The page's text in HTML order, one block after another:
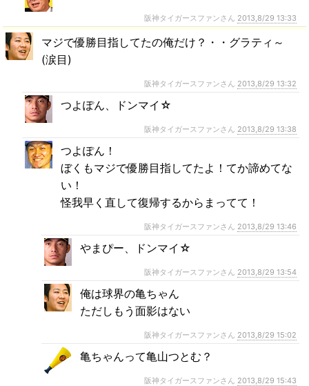
阪神タイガースファンさん 2013,8/29 13:33
マジで優勝目指してたの俺だけ？・・グラティ～
(涙目)
阪神タイガースファンさん 2013,8/29 13:32
つよぽん、ドンマイ☆
阪神タイガースファンさん 2013,8/29 13:38
つよぽん！
ぼくもマジで優勝目指してたよ！てか諦めてな
い！
怪我早く直して復帰するからまってて！
阪神タイガースファンさん 2013,8/29 13:46
やまぴー、ドンマイ☆
阪神タイガースファンさん 2013,8/29 13:54
俺は球界の亀ちゃん
ただしもう面影はない
阪神タイガースファンさん 2013,8/29 15:02
亀ちゃんって亀山つとむ？
阪神タイガースファンさん 2013,8/29 15:43